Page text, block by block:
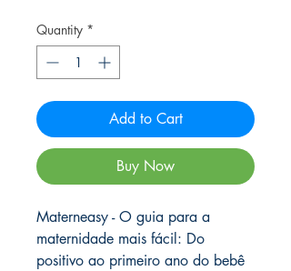
Quantity *
Add to Cart
Buy Now
Materneasy - O guia para a
maternidade mais fácil: Do
positivo ao primeiro ano do bebê